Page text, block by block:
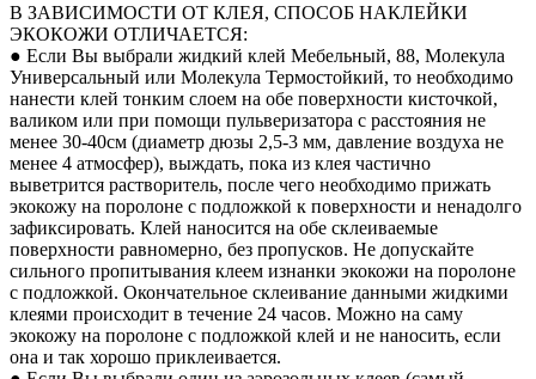
В ЗАВИСИМОСТИ ОТ КЛЕЯ, СПОСОБ НАКЛЕЙКИ
ЭКОКОЖИ ОТЛИЧАЕТСЯ:
● Если Вы выбрали жидкий клей Мебельный, 88, Молекула
Универсальный или Молекула Термостойкий, то необходимо
нанести клей тонким слоем на обе поверхности кисточкой,
валиком или при помощи пульверизатора с расстояния не
менее 30-40см (диаметр дюзы 2,5-3 мм, давление воздуха не
менее 4 атмосфер), выждать, пока из клея частично
выветрится растворитель, после чего необходимо прижать
экокожу на поролоне с подложкой к поверхности и ненадолго
зафиксировать. Клей наносится на обе склеиваемые
поверхности равномерно, без пропусков. Не допускайте
сильного пропитывания клеем изнанки экокожи на поролоне
с подложкой. Окончательное склеивание данными жидкими
клеями происходит в течение 24 часов. Можно на саму
экокожу на поролоне с подложкой клей и не наносить, если
она и так хорошо приклеивается.